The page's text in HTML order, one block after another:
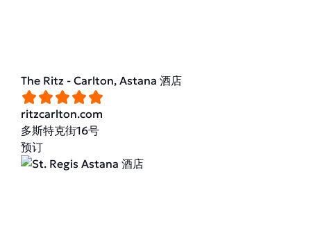
The Ritz - Carlton, Astana 酒店
ritzcarlton.com
多斯特克街16号
预订